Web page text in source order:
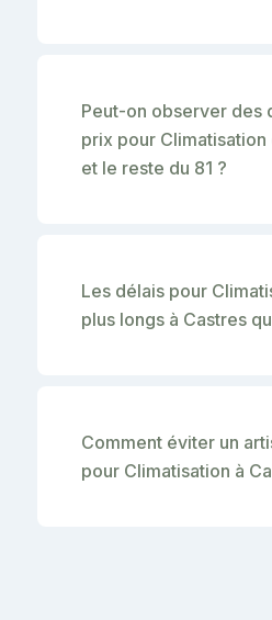
Peut-on observer des
prix pour
et le reste du 81 ?
Les délais pour
plus longs à Castres
Comment éviter un
pour Climatisation à